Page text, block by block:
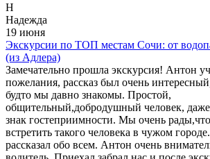
Н
Надежда
19 июня
Экскурсии по ТОП местам Сочи: от
(из Адлера)
Замечательно прошла экскурсия! Антон
пожелания, рассказ был очень
будто мы давно знакомы. Простой,
общительный,добродушный человек,
знак гостеприимности. Мы очень
встретить такого человека в чужом
рассказал обо всем. Антон очень